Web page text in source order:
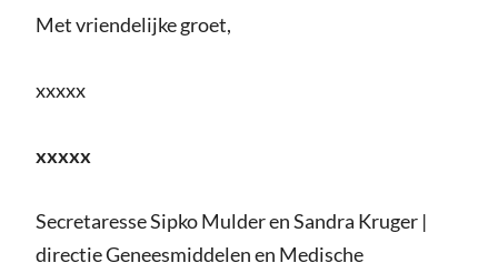
Met vriendelijke groet,
xxxxx
xxxxx
Secretaresse Sipko Mulder en Sandra Kruger |
directie Geneesmiddelen en Medische